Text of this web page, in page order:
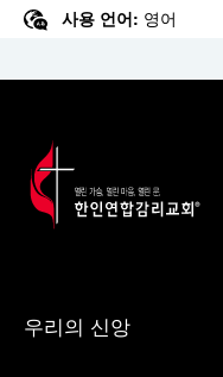
사용 언어: 영어
우리의 신앙